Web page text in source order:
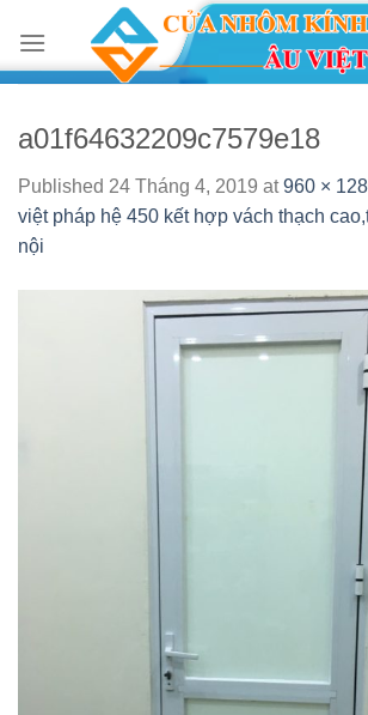
content
a01f64632209c7579e18
Published 24 Tháng 4, 2019 at960 ×
việt pháp hệ 450 kết hợp vách thạch
nội